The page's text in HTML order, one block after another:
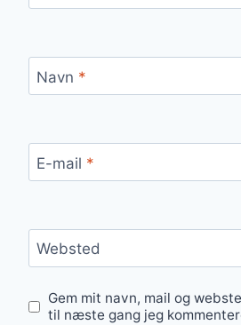
Navn *
E-mail *
Websted
Gem mit navn, mail og
til næste gang jeg